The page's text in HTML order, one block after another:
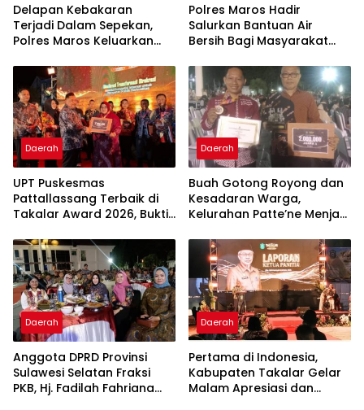
Delapan Kebakaran
Terjadi Dalam Sepekan,
Polres Maros Keluarkan
Masyarakat
Polres Maros Hadir
Salurkan Bantuan Air
Bersih Bagi Masyarakat
Di Maros
Daerah
UPT Puskesmas
Pattallassang Terbaik di
Takalar Award 2026, Bukti
Pelayanan Kesehatan
Berkualitas
Daerah
Buah Gotong Royong dan
Kesadaran Warga,
Kelurahan Patte’ne Menjadi
2026
Daerah
Anggota DPRD Provinsi
Sulawesi Selatan Fraksi
PKB, Hj. Fadilah Fahriana
Daerah
Pertama di Indonesia,
Kabupaten Takalar Gelar
Malam Apresiasi dan